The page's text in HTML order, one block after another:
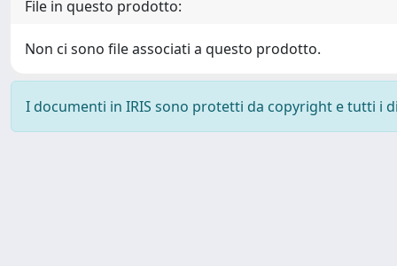
File in questo prodotto:
Non ci sono file associati a questo prodotto.
I documenti in IRIS sono protetti da copyright e tutti i